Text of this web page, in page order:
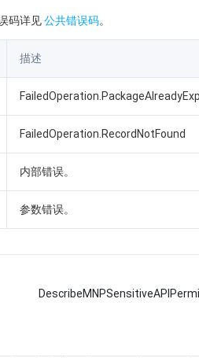
码详见公共错误码。
描述
FailedOperation.RecordNotFound
内部错误。
参数错误。